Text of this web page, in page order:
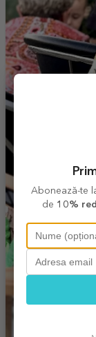
Abonează-te
de 10%